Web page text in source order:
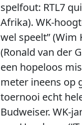
spelfout: RTL7
Afrika). WK-
wel speelt”
(Ronald van der
een hopeloos
meter ineens op
toernooi echt
Budweiser. WK-